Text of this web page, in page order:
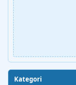
Kategori